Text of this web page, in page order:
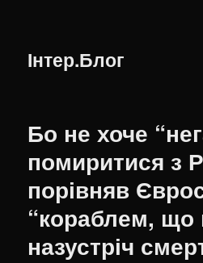
Інтер.Блог
Бо не хоче
помиритися з
порівняв
“кораблем, що
назустріч